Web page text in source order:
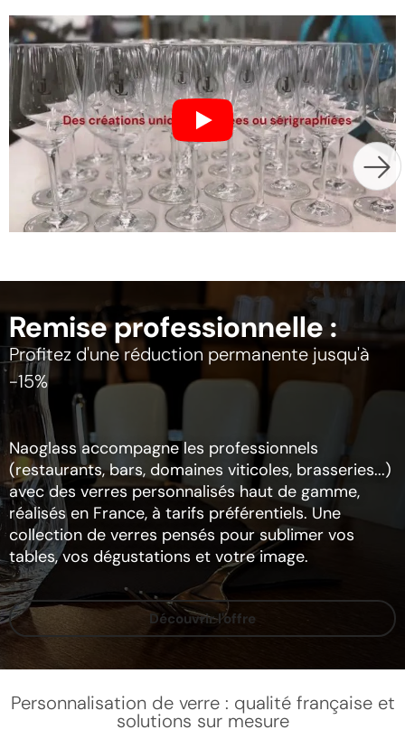
Remise professionnelle :
Profitez d'une réduction permanente jusqu'à
-15%
Naoglass accompagne les professionnels
(restaurants, bars, domaines viticoles, brasseries...)
avec des verres personnalisés haut de gamme,
réalisés en France, à tarifs préférentiels. Une
collection de verres pensés pour sublimer vos
tables, vos dégustations et votre image.
Découvrir l'offre
Personnalisation de verre : qualité française et
solutions sur mesure